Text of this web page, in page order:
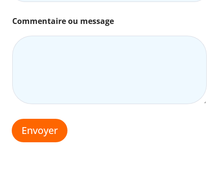
o
Commentaire ou message
Envoyer